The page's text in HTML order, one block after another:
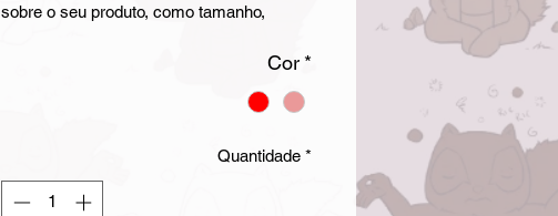
sobre o seu produto, como tamanho,
Cor *
Quantidade *